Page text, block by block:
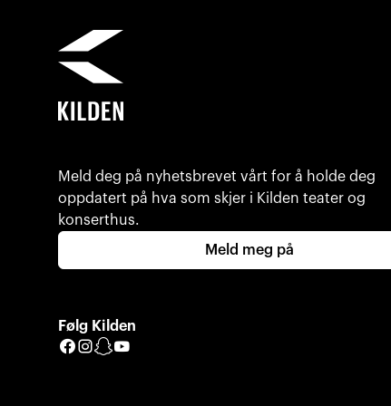
Meld deg på nyhetsbrevet vårt for å holde deg
oppdatert på hva som skjer i Kilden teater og
konserthus.
Meld meg på
Følg Kilden
Facebook
Instagram
Snapchat